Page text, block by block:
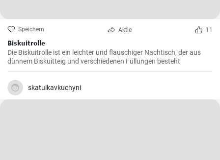
Speichern Aktie 11
Biskuitrolle
Die Biskuitrolle ist ein leichter und flauschiger Nachtisch, der aus
dünnem Biskuitteig und verschiedenen Füllungen besteht
skatulkavkuchyni